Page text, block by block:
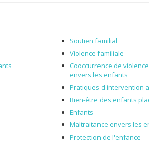
Soutien familial
Violence familiale
Cooccurrence de
envers les enfants
Pratiques d'intervention
Bien-être des enfants
Enfants
Maltraitance envers les
Protection de l'enfance